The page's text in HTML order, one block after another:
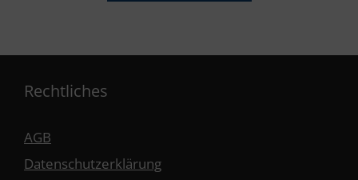
Rechtliches
AGB
Datenschutzerklärung